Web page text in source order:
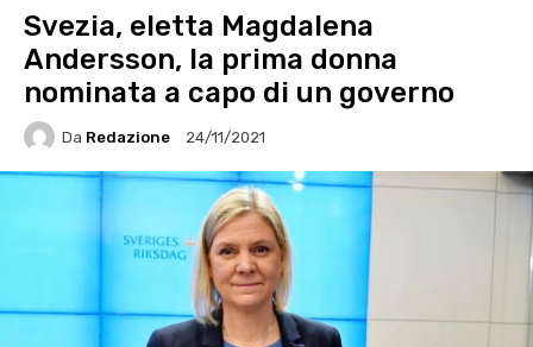
Svezia, eletta Magdalena
Andersson, la prima donna
nominata a capo di un governo
Da Redazione 24/11/2021